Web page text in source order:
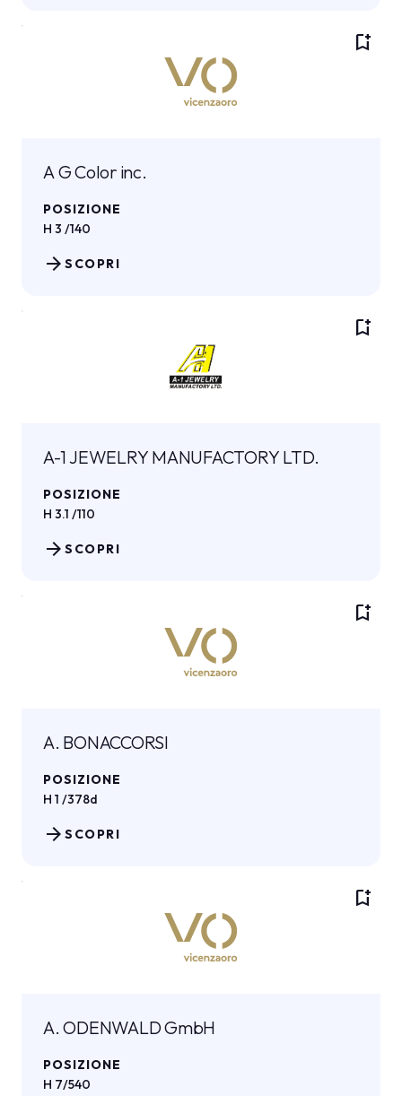
bookmark_add
A G Color inc.
POSIZIONE
H 3 /140
SCOPRI
arrow_forward
bookmark_add
A-1 JEWELRY MANUFACTORY LTD.
POSIZIONE
H 3.1 /110
SCOPRI
arrow_forward
bookmark_add
A. BONACCORSI
POSIZIONE
H 1 /378d
SCOPRI
arrow_forward
bookmark_add
A. ODENWALD GmbH
POSIZIONE
H 7/540